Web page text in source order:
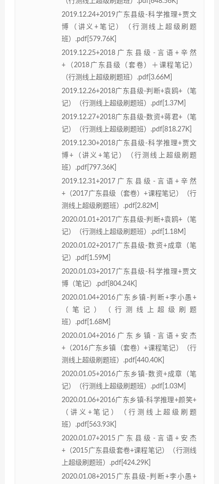
2019.12.24+2019广东县级-科学推理+贾文
博（讲义+笔记）（行测线上超级刷题
班）.pdf[579.76K]
2019.12.25+2018广东县级-言语+辛然
+（2018广东县级（套卷）＋课程笔记）
（行测线上超级刷题班）.pdf[3.66M]
2019.12.26+2018广东县级-判断+袁鸥+（笔
记）（行测线上超级刷题班）.pdf[1.37M]
2019.12.27+2018广东县级-数资+蒋君+（笔
记）（行测线上超级刷题班）.pdf[818.27K]
2019.12.30+2018广东县级-科学推理+贾文
博+（讲义+笔记）（行测线上超级刷题
班）.pdf[797.36K]
2019.12.31+2017广东县级-言语+辛然
+（2017广东县级（套卷）+课程笔记）（行
测线上超级刷题班）.pdf[2.82M]
2020.01.01+2017广东县级-判断+袁鸥+（笔
记）（行测线上超级刷题班）.pdf[1.18M]
2020.01.02+2017广东县级-数资+成章（笔
记）.pdf[1.59M]
2020.01.03+2017广东县级-科学推理+贾文
博（笔记）.pdf[804.24K]
2020.01.04+2016广东乡镇-判断+李小愚+
（笔记）（行测线上超级刷题
班）.pdf[1.68M]
2020.01.04+2016广东乡镇-言语+安杰
+（2016广东乡镇（套卷）+课程笔记）（行
测线上超级刷题班）.pdf[440.40K]
2020.01.05+2016广东乡镇-数资+成章（笔
记）（行测线上超级刷题班）.pdf[1.03M]
2020.01.06+2016广东乡镇-科学推理+颜笑+
（讲义+笔记）（行测线上超级刷题
班）.pdf[563.93K]
2020.01.07+2015广东县级-言语+安杰
+（2015广东县级套卷+课程笔记）（行测线
上超级刷题班）.pdf[424.29K]
2020.01.08+2015广东县级-判断+李小愚+